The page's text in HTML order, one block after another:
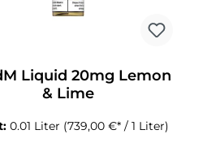
Liquid 20mg Lemon
& Lime
0.01 Liter (739,00 €* / 1 Liter)